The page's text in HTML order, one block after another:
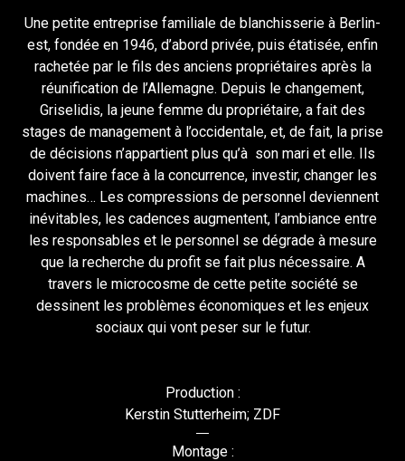
Une petite entreprise familiale de blanchisserie à Berlin-
est, fondée en 1946, d’abord privée, puis étatisée, enfin
rachetée par le fils des anciens propriétaires après la
réunification de l’Allemagne. Depuis le changement,
Griselidis, la jeune femme du propriétaire, a fait des
stages de management à l’occidentale, et, de fait, la prise
de décisions n’appartient plus qu’à son mari et elle. Ils
doivent faire face à la concurrence, investir, changer les
machines… Les compressions de personnel deviennent
inévitables, les cadences augmentent, l’ambiance entre
les responsables et le personnel se dégrade à mesure
que la recherche du profit se fait plus nécessaire. A
travers le microcosme de cette petite société se
dessinent les problèmes économiques et les enjeux
sociaux qui vont peser sur le futur.
Production :
Kerstin Stutterheim; ZDF
Montage :